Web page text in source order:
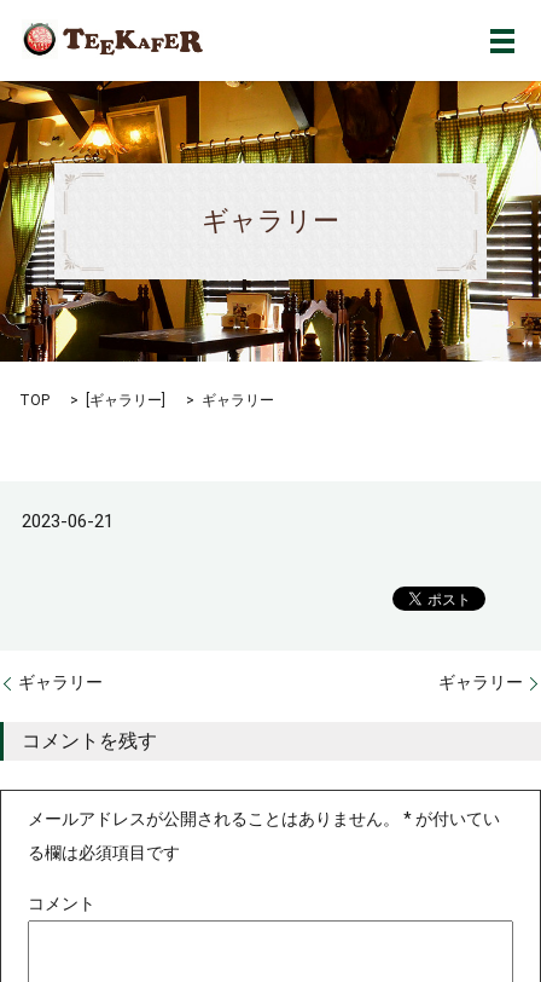
メ
ギャラリー
TOP ギャラリー ギャラリー
2023-06-21
ギャラリー ギャラリー
コメントを残す
メールアドレスが公開されることはありません。 *が付いてい
る欄は必須項目です
コメント